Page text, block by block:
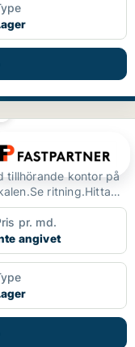
tillhörande kontor på
ritning.Hitta
pr. md.
angivet